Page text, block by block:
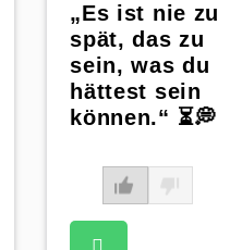
„Es ist nie zu
spät, das zu
sein, was du
hättest sein
können.“ ⏳💭